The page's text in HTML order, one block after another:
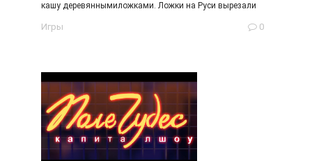
кашу деревяннымиложками. Ложки на Руси вырезали
Игры 0